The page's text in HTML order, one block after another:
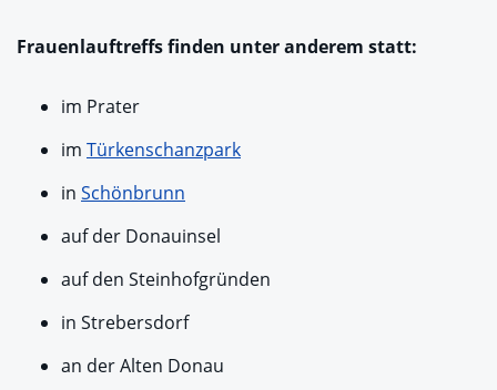
Frauenlauftreffs finden unter anderem statt:
im Prater
im Türkenschanzpark
in Schönbrunn
auf der Donauinsel
auf den Steinhofgründen
in Strebersdorf
an der Alten Donau